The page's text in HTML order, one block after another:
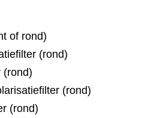
of rond)
(rond)
(rond)
(rond)
(rond)